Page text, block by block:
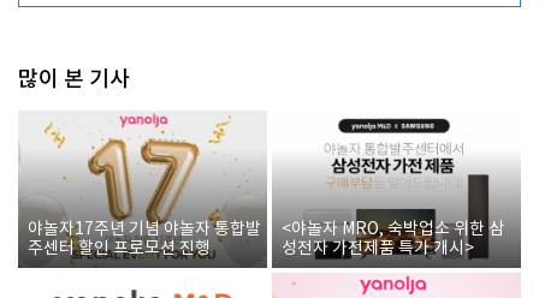
많이 본 기사
야놀자17주년 기념 야놀자 통합발
주센터 할인 프로모션 진행
<야놀자 MRO, 숙박업소 위한 삼
성전자 가전제품 특가 개시>